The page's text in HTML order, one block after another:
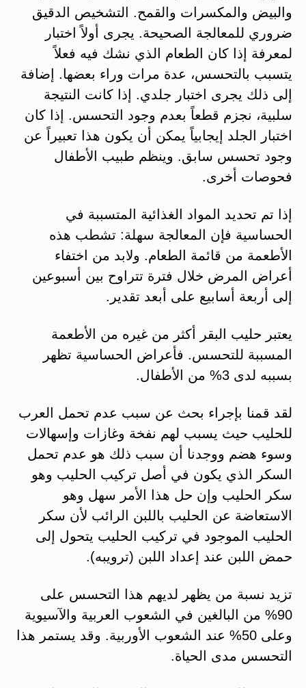
والبيض والمكسرات والقمح. التشخيص الدقيق
ضروري للمعالجة الصحيحة. يجرى أولاً اختبار
لمعرفة إذا كان الطعام الذي نشك فيه فعلاً
يتسبب بالتحسس، عدة مرات وراء بعضها. إضافة
إلى ذلك يجرى اختبار جلدي. إذا كانت النتيجة
سلبية، نجزم قطعاً بعدم وجود التحسس. إذا كان
اختبار الجلد إيجابياً يمكن أن يكون هذا تعبيراً عن
وجود تحسس سابق. وينظم طبيب الأطفال
فحوصات أخرى.
إذا تم تحديد المواد الغذائية المتسببة في
الحساسية فإن المعالجة سهلة: تشطب هذه
الأطعمة من قائمة الطعام. ولابد من اختفاء
أعراض المرض خلال فترة تتراوح بين أسبوعين
إلى أربعة أسابيع على أبعد تقدير.
يعتبر حليب البقر أكثر من غيره من الأطعمة
المسببة للتحسس. فأعراض الحساسية تظهر
بسببه لدى 3% من الأطفال.
لقد قمنا بإجراء بحث عن سبب عدم تحمل العرب
للحليب حيث يسبب لهم نفخة وغازات وإسهالات
وسوء هضم ووجدنا أن سبب ذلك هو عدم تحمل
السكر الذي يكون في أصل تركيب الحليب وهو
سكر الحليب وإن حل هذا الأمر سهل وهو
الاستعاضة عن الحليب باللبن الرائب لأن سكر
الحليب الموجود في تركيب الحليب يتحول إلى
حمض اللبن عند إعداد اللبن (ترويبه).
تزيد نسبة من يظهر لديهم هذا التحسس على
90% من البالغين في الشعوب العربية والآسيوية
وعلى 50% عند الشعوب الأوربية. وقد يستمر هذا
التحسس مدى الحياة.